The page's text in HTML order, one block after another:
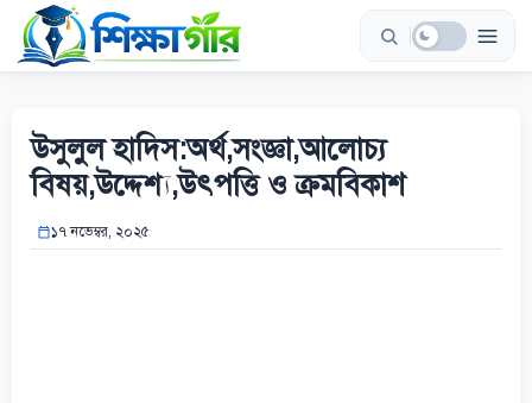
Skip
content
উসুলুল হাদিস:অর্থ,সংজ্ঞা,আলোচ্য
বিষয়,উদ্দেশ্য,উৎপত্তি ও ক্রমবিকাশ
১৭ নভেম্বর, ২০২৫